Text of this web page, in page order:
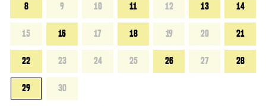
8 9 10 11 12 13 14
15 16 17 18 19 20 21
22 23 24 25 26 27 28
29 30